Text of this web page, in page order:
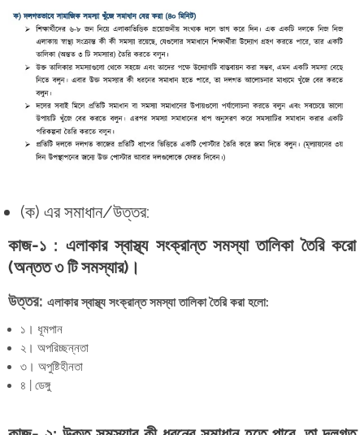
(ক) এর সমাধান/উত্তর:
কাজ-১ : এলাকার স্বাস্থ্য সংক্রান্ত সমস্যা তালিকা তৈরি করো
(অন্তত ৩ টি সমস্যার)।
উত্তর: এলাকার স্বাস্থ্য সংক্রান্ত সমস্যা তালিকা তৈরি করা হলো:
১। ধূমপান
২। অপরিচ্ছন্নতা
৩। অপুষ্টিহীনতা
৪ | ডেঙ্গু